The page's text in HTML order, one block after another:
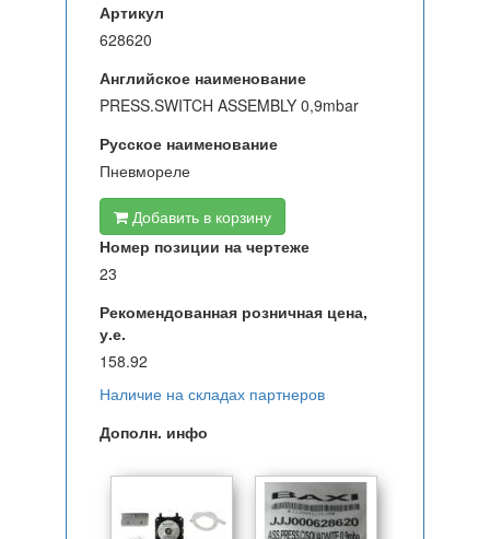
Артикул
628620
Английское наименование
PRESS.SWITCH ASSEMBLY 0,9mbar
Русское наименование
Пневмореле
Добавить в корзину
Номер позиции на чертеже
23
Рекомендованная розничная цена,
у.е.
158.92
Наличие на складах партнеров
Дополн. инфо